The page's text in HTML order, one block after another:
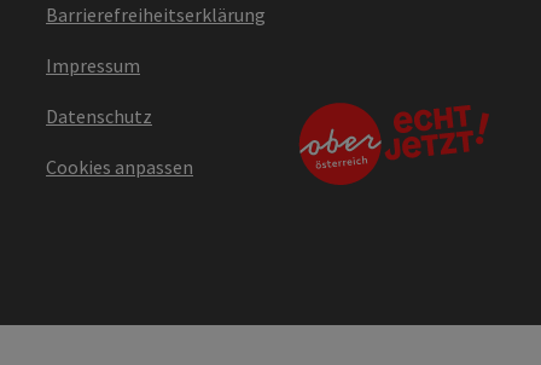
Barrierefreiheitserklärung
Impressum
Datenschutz
Cookies anpassen